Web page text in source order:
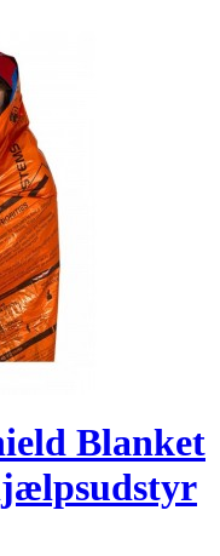
Blanket